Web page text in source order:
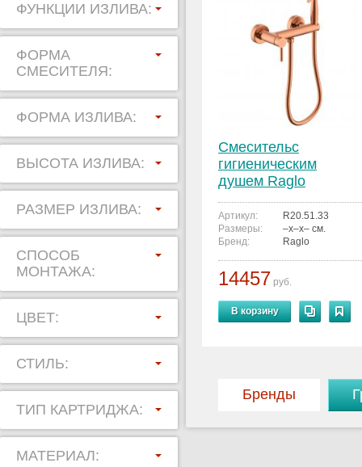
ФУНКЦИИ ИЗЛИВА:
ФОРМА
СМЕСИТЕЛЯ:
ФОРМА ИЗЛИВА:
ВЫСОТА ИЗЛИВА:
РАЗМЕР ИЗЛИВА:
СПОСОБ
МОНТАЖА:
ЦВЕТ:
СТИЛЬ:
ТИП КАРТРИДЖА:
МАТЕРИАЛ:
Смесительс
гигиеническим
душем Raglo
R20.51.33
Артикул:
R20.51.33
Размеры:
–x–x– см.
Бренд:
Raglo
14457 руб.
В корзину
Бренды